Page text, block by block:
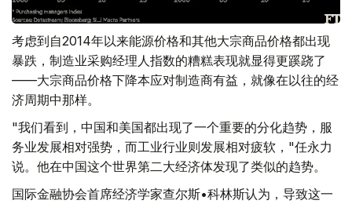
考虑到自2014年以来能源价格和其他大宗商品价格都出现
暴跌，制造业采购经理人指数的糟糕表现就显得更蹊跷了
——大宗商品价格下降本应对制造商有益，就像在以往的经
济周期中那样。
"我们看到，中国和美国都出现了一个重要的分化趋势，服
务业发展相对强势，而工业行业则发展相对疲软，"任永力
说。他在中国这个世界第二大经济体发现了类似的趋势。
国际金融协会首席经济学家查尔斯•科林斯认为，导致这一